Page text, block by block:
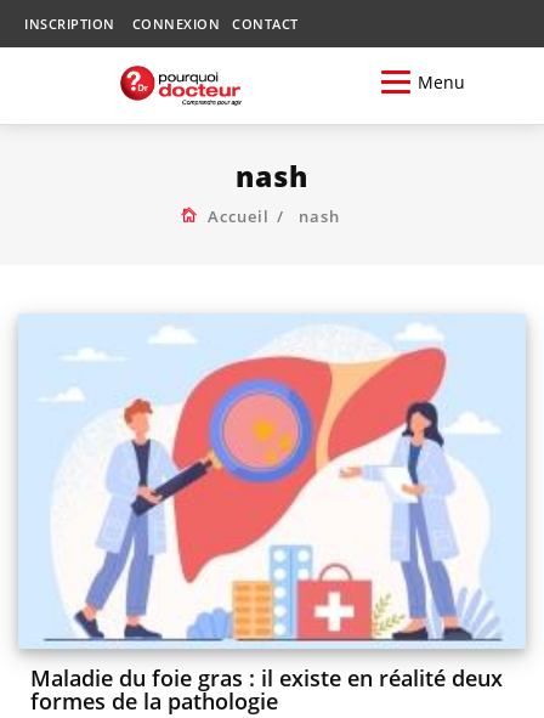
INSCRIPTION CONNEXION CONTACT
Menu
nash
Accueil nash
Maladie du foie gras : il existe en réalité deux
formes de la pathologie